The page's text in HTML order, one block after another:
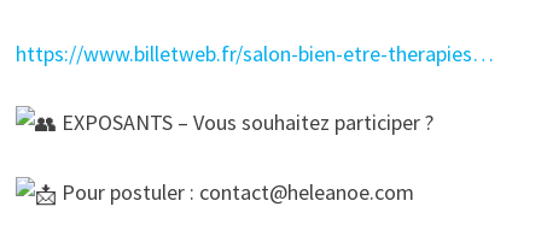
https://www.billetweb.fr/salon-bien-etre-therapies…
EXPOSANTS – Vous souhaitez participer ?
Pour postuler : contact@heleanoe.com